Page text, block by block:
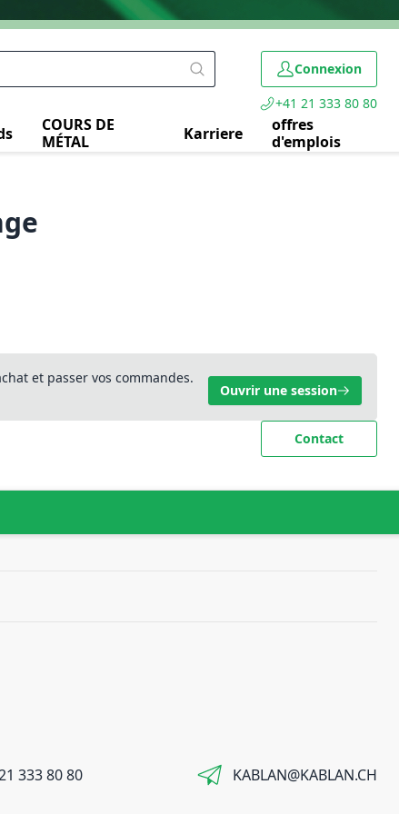
Connexion
+41 21 333 80 80
COURS DE
MÉTAL
Karriere
offres
d'emplois
et passer vos commandes.
Ouvrir une session
Contact
333 80 80 KABLAN@KABLAN.CH